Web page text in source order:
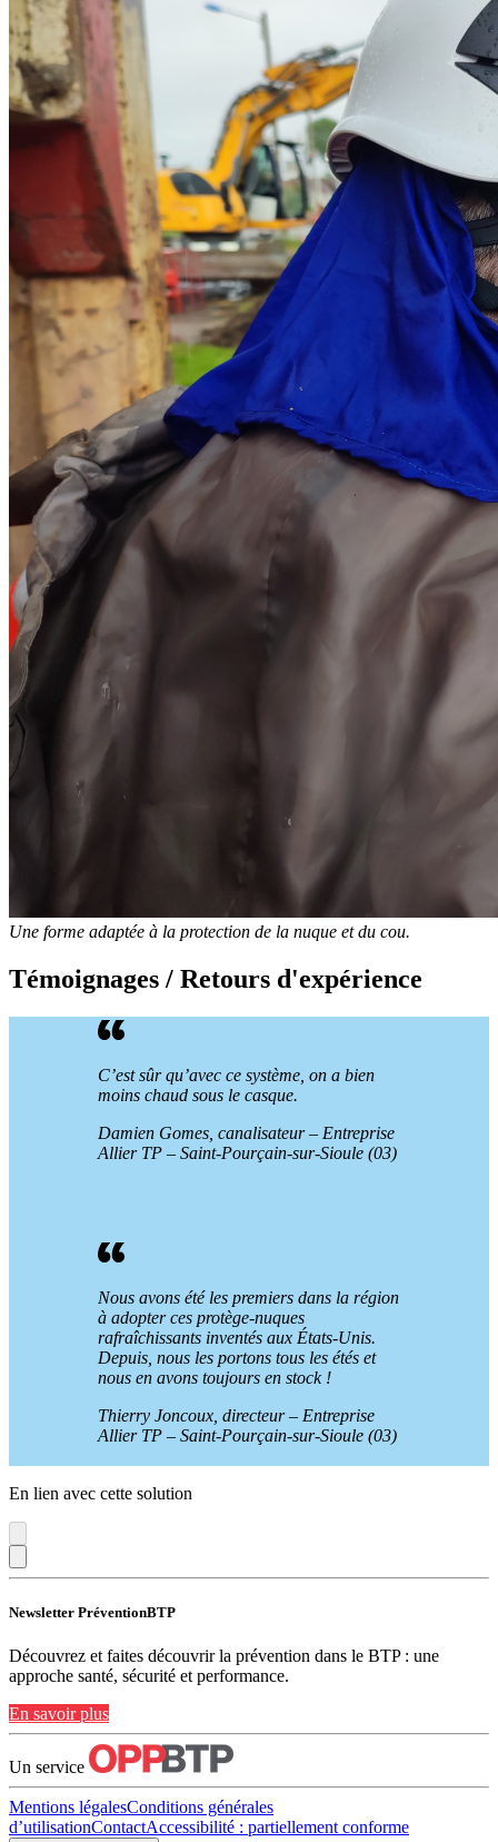
Une forme adaptée à la protection de la nuque et du cou.
Témoignages / Retours d'expérience
C’est sûr qu’avec ce système, on a bien
moins chaud sous le casque.
Damien Gomes, canalisateur – Entreprise
Allier TP – Saint-Pourçain-sur-Sioule (03)
Nous avons été les premiers dans la région
à adopter ces protège-nuques
rafraîchissants inventés aux États-Unis.
Depuis, nous les portons tous les étés et
nous en avons toujours en stock !
Thierry Joncoux, directeur – Entreprise
Allier TP – Saint-Pourçain-sur-Sioule (03)
En lien avec cette solution
Newsletter PréventionBTP
Découvrez et faites découvrir la prévention dans le BTP : une
approche santé, sécurité et performance.
En savoir plus
Un service
Mentions légalesConditions générales
d’utilisationContactAccessibilité : partiellement conforme